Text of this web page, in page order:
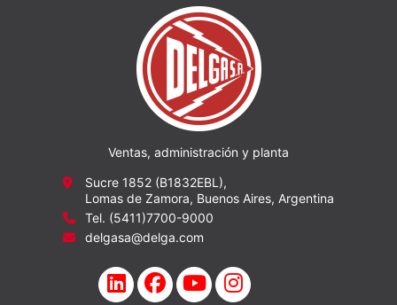
Ventas, administración y planta
Sucre 1852 (B1832EBL),
Lomas de Zamora, Buenos Aires, Argentina
Tel. (5411)7700-9000
delgasa@delga.com